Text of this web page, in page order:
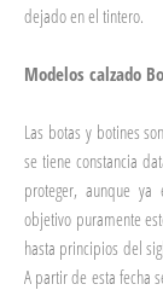
dejado en el tintero.
Modelos calzado
Las botas y botines
se tiene constancia
proteger, aunque
objetivo puramente
hasta principios del
A partir de esta fecha